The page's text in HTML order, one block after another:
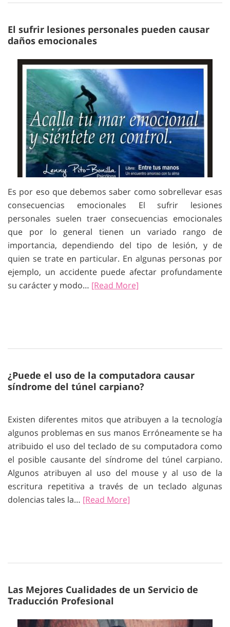
El sufrir lesiones personales pueden causar
daños emocionales
Es por eso que debemos saber como sobrellevar esas
consecuencias emocionales El sufrir lesiones
personales suelen traer consecuencias emocionales
que por lo general tienen un variado rango de
importancia, dependiendo del tipo de lesión, y de
quien se trate en particular. En algunas personas por
ejemplo, un accidente puede afectar profundamente
su carácter y modo… [Read More]
¿Puede el uso de la computadora causar
síndrome del túnel carpiano?
Existen diferentes mitos que atribuyen a la tecnología
algunos problemas en sus manos Erróneamente se ha
atribuido el uso del teclado de su computadora como
el posible causante del síndrome del túnel carpiano.
Algunos atribuyen al uso del mouse y al uso de la
escritura repetitiva a través de un teclado algunas
dolencias tales la… [Read More]
Las Mejores Cualidades de un Servicio de
Traducción Profesional